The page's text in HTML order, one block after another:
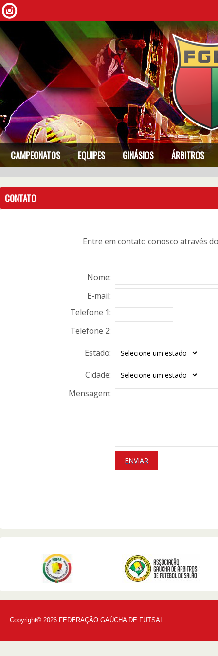
CAMPEONATOS EQUIPES GINÁSIOS ÁRBITROS
CONTATO
Entre em contato conosco através
Nome:
E-mail:
Telefone 1:
Telefone 2:
Estado:
Cidade:
Mensagem:
Copyright© 2026 FEDERAÇÃO GAÚCHA DE FUTSAL.